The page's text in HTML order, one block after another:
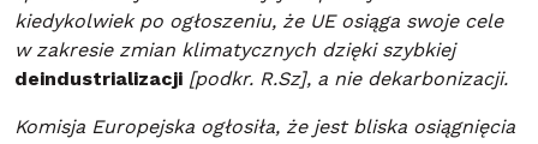
kiedykolwiek po ogłoszeniu, że UE osiąga swoje cele
w zakresie zmian klimatycznych dzięki szybkiej
deindustrializacji [podkr. R.Sz], a nie dekarbonizacji.
Komisja Europejska ogłosiła, że jest bliska osiągnięcia